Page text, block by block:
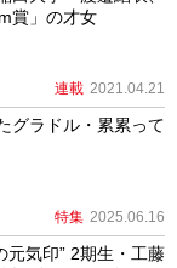
賞」の才女
連載 2021.04.21
グラドル・累累って
特集 2025.06.16
元気印” 2期生・工藤